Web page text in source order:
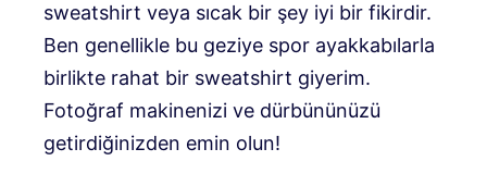
sweatshirt veya sıcak bir şey iyi bir fikirdir.
Ben genellikle bu geziye spor ayakkabılarla
birlikte rahat bir sweatshirt giyerim.
Fotoğraf makinenizi ve dürbününüzü
getirdiğinizden emin olun!